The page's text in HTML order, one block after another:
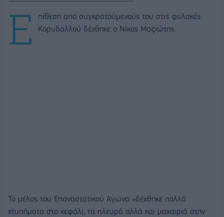
Ε
πίθεση από συγκρατούμενούς του στις φυλακές
Κορυδαλλού δέχθηκε ο Νίκος Μαζιώτης.
Το μέλος του Επαναστατικού Αγώνα «δέχθηκε πολλά
χτυπήματα στο κεφάλι, τα πλευρά αλλά και μαχαιριά στην